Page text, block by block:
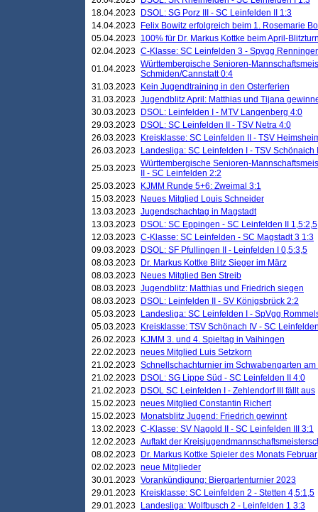
18.04.2023
DSOL: SG Porz III - SC Leinfelden II 1:3
14.04.2023
Felix Bowitz erfolgreich beim 1. Rosemarie
05.04.2023 100% für Dr. Markus Kottke beim April-
02.04.2023 C-Klasse: SC Leinfelden 3 - Spvgg
01.04.2023 Württembergische Senioren-
Schmiden/Cannstatt 0:4
31.03.2023
Kein Jugendtraining in den Osterferien
31.03.2023 Jugendblitz April: Matthias und Tijana
30.03.2023
DSOL: Leinfelden I - MTV Langenberg 4:0
29.03.2023
DSOL: SC Leinfelden II - TSV Netra 4:0
26.03.2023
Kreisklasse: SC Leinfelden II - TSV
26.03.2023
Landesliga: SC Leinfelden I - TSV Schönaich
25.03.2023 Württembergische Senioren-
II - SC Leinfelden 2:2
25.03.2023
KJMM Runde 5+6: Zweimal 3:1
15.03.2023
Neues Mitglied Louis Schneider
13.03.2023 Jugendschachtag in Magstadt
13.03.2023
DSOL: SC Eppingen - SC Leinfelden II 1,5:2,5
12.03.2023 C-Klasse: SC Leinfelden - SC Magstadt 3 1:3
09.03.2023
DSOL: SF Pfullingen II - Leinfelden I 0,5:3,5
08.03.2023
Dr. Markus Kottke Blitz Sieger im März
08.03.2023
Neues Mitglied Ben Streib
08.03.2023 Jugendblitz: Matthias und Friedrich siegen
08.03.2023
DSOL: Leinfelden II - SV Königsbrück 2:2
05.03.2023
Landesliga: SC Leinfelden I - SpVgg
05.03.2023
Kreisklasse: TSV Schönach IV - SC
26.02.2023
KJMM 3. und 4. Spieltag in Vaihingen
22.02.2023 neues Mitglied Luis Setzkorn
21.02.2023 Schnellschachturnier im Schwabengarten
21.02.2023
DSOL: SG Lippe Süd - SC Leinfelden II 4:0
21.02.2023
DSOL SC Leinfelden I - Zehlendorf III fällt aus
15.02.2023 neues Mitglied Constantin Richert
15.02.2023
Monatsblitz Jugend: Friedrich gewinnt
13.02.2023 C-Klasse: SV Nagold II - SC Leinfelden III 3:1
12.02.2023 Auftakt der
08.02.2023
Dr. Markus Kottke Spieler des Monats Februar
02.02.2023 neue Mitglieder
30.01.2023 Vorankündigung: Biergartenturnier 2023
29.01.2023
Kreisklasse: SC Leinfelden 2 - Stetten 4,5:1,5
29.01.2023
Landesliga: Wolfbusch 2 - Leinfelden 1 3:3